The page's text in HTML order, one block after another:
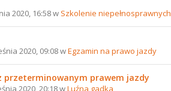
2020, 16:58 w Szkolenie niepełnosprawnych
2020, 09:08 wEgzamin na prawo jazdy
przeterminowanym prawem jazdy
2020, 20:18 wLuźna gadka